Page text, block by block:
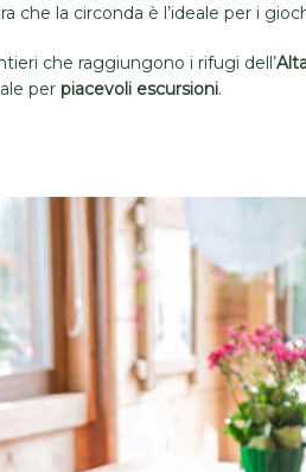
che la circonda è l’ideale per i
che raggiungono i rifugi dell’
per piacevoli escursioni.